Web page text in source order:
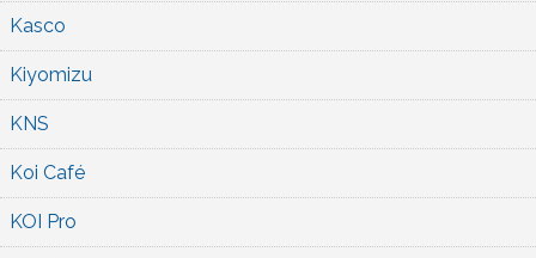
Kasco
Kiyomizu
KNS
Koi Café
KOI Pro